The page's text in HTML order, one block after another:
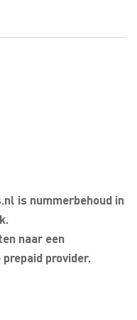
is nummerbehoud in
naar een
provider.